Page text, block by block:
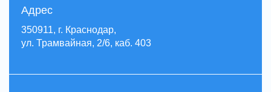
Адрес
350911, г. Краснодар,
ул. Трамвайная, 2/6, каб. 403